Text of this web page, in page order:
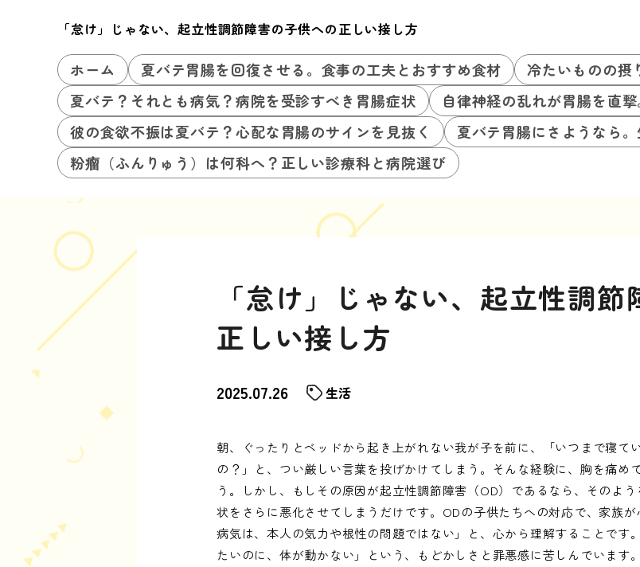
「怠け」じゃない、起立性調節障害の子供への正しい接し方
ホーム 夏バテ胃腸を回復させる。食事の工夫とおすすめ食材
冷たいものの摂
夏バテ？それとも病気？病院を受診すべき胃腸症状
自律神経の乱れが胃腸を直
彼の食欲不振は夏バテ？心配な胃腸のサインを見抜く
夏バテ胃腸にさようなら
粉瘤（ふんりゅう）は何科へ？正しい診療科と病院選び
「怠け」じゃない、起立性調
正しい接し方
2025.07.26 生活
朝、ぐったりとベッドから起き上がれない我が子を前に、「いつまで寝て
の？」と、つい厳しい言葉を投げかけてしまう。そんな経験に、胸を痛め
う。しかし、もしその原因が起立性調節障害（OD）であるなら、そのよ
状をさらに悪化させてしまうだけです。ODの子供たちへの対応で、家族
病気は、本人の気力や根性の問題ではない」と、心から理解することです
たいのに、体が動かない」という、もどかしさと罪悪感に苦しんでいます